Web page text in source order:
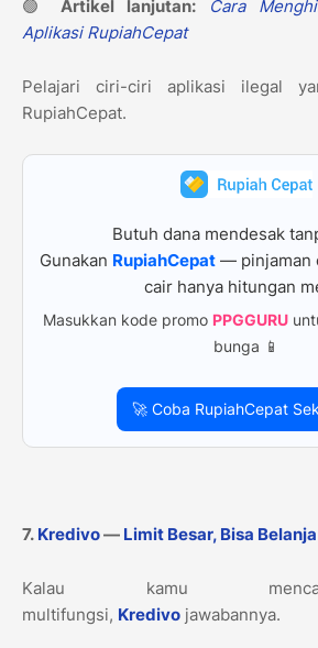
🟢 Artikel lanjutan:
Cara
Aplikasi RupiahCepat
Pelajari ciri-ciri aplikasi ilegal
RupiahCepat.
Butuh dana mendesak
Gunakan RupiahCepat — pinjaman
cair hanya hitungan
Masukkan kode promo PPGGURU
bunga 📱
🚀 Coba RupiahCepat
7. Kredivo— Limit Besar, Bisa
Kalau kamu
multifungsi, Kredivo jawabannya.